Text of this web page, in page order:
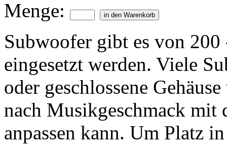
Menge:
Subwoofer gibt es von
eingesetzt werden. Viele
oder geschlossene
nach Musikgeschmack mit
anpassen kann. Um Platz